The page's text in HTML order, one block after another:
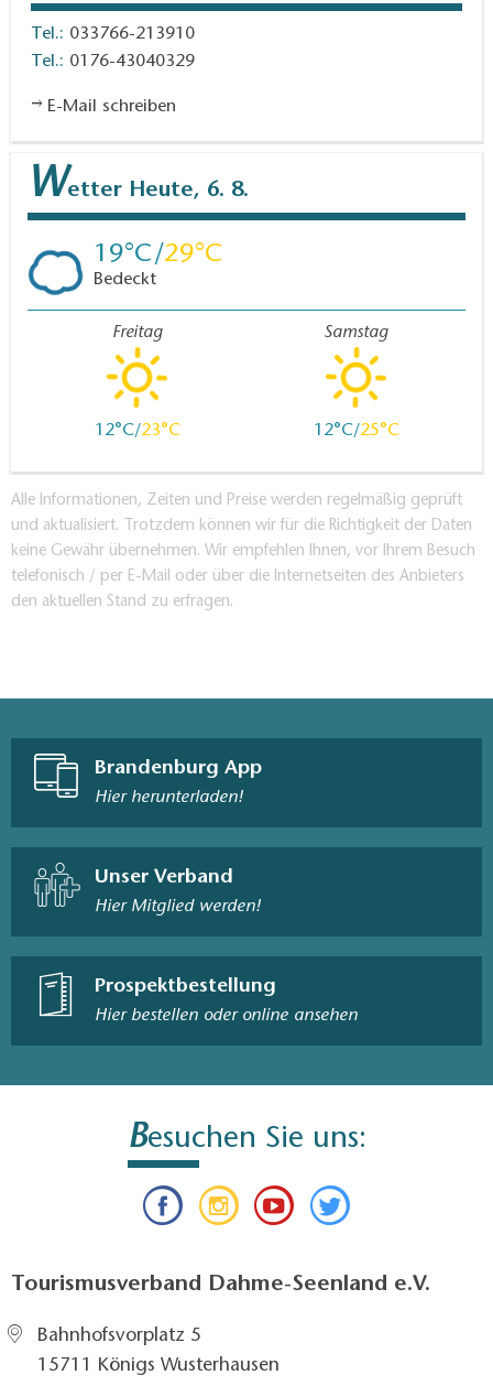
Tel.: 033766-213910
Tel.: 0176-43040329
E-Mail schreiben
Wetter Heute, 6. 8.
19 29
Bedeckt
Freitag
12 23
Samstag
12 25
Alle Informationen, Zeiten und Preise werden regelmäßig geprüft
und aktualisiert. Trotzdem können wir für die Richtigkeit der Daten
keine Gewähr übernehmen. Wir empfehlen Ihnen, vor Ihrem Besuch
telefonisch / per E-Mail oder über die Internetseiten des Anbieters
den aktuellen Stand zu erfragen.
Brandenburg App
Hier herunterladen!
Unser Verband
Hier Mitglied werden!
Prospektbestellung
Hier bestellen oder online ansehen
Besuchen Sie uns:
Tourismusverband Dahme-Seenland e.V.
Bahnhofsvorplatz 5​
15711 Königs Wusterhausen